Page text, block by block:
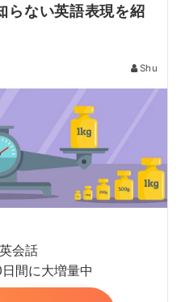
らない英語表現を紹
Shu
会話
間に大増量中